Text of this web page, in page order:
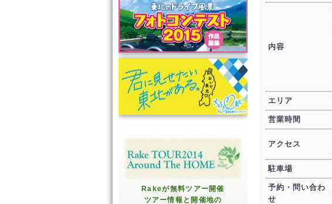
Rakeが無料ツアー開催
ツアー情報と開催地の
内容
エリア
営業時間
アクセス
駐車場
予約・問い合わ
せ